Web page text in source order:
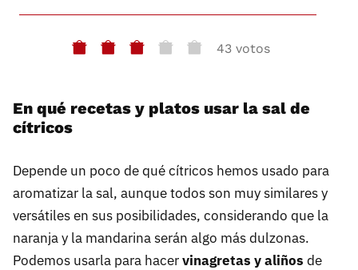
43 votos
En qué recetas y platos usar la sal de
cítricos
Depende un poco de qué cítricos hemos usado para
aromatizar la sal, aunque todos son muy similares y
versátiles en sus posibilidades, considerando que la
naranja y la mandarina serán algo más dulzonas.
Podemos usarla para hacervinagretas y aliños de